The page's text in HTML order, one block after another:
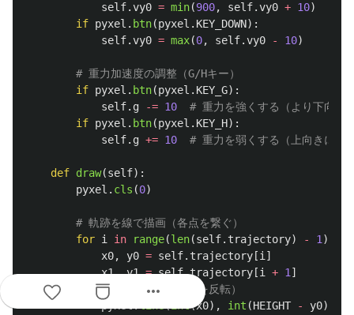
self.vy0 = min(900, self.vy0 + 10)
if pyxel . btn(pyxel . KEY_DOWN):
self.vy0 = max(0, self.vy0 - 10)
if pyxel . btn(pyxel . KEY_G):
self. g -= 10
if pyxel . btn(pyxel . KEY_H):
self. g += 10
def draw(self):
pyxel . cls (0)
for i in range(len(self. trajectory) - 1 ):
x0, y0 = self. trajectory [i ]
x1, y1 = self.trajectory [i + 1 ]
int(x0), int (HEIGHT - y0),
more_horiz